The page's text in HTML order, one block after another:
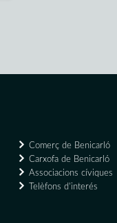
Comerç de Benicarló
Carxofa de Benicarló
Associacions cíviques
Telèfons d'interés